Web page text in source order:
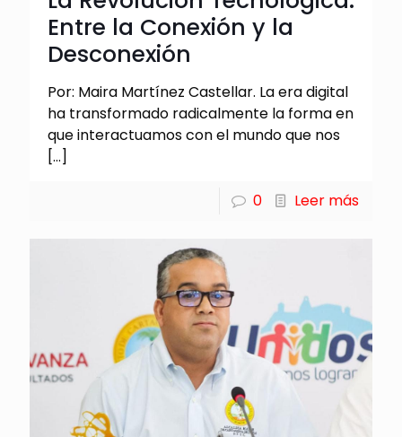
Entre la Conexión y la
Desconexión
Por: Maira Martínez Castellar. La era digital
ha transformado radicalmente la forma en
que interactuamos con el mundo que nos
[…]
0 Leer más